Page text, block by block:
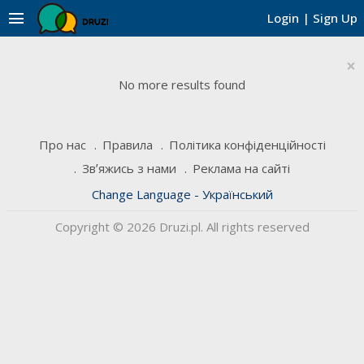
Login | Sign Up
menu
×
No more results found
Про нас Правила
Політика конфіденційності
Звʼяжись з нами
Реклама на сайті
Change Language - Український
Copyright © 2026 Druzi.pl. All rights reserved